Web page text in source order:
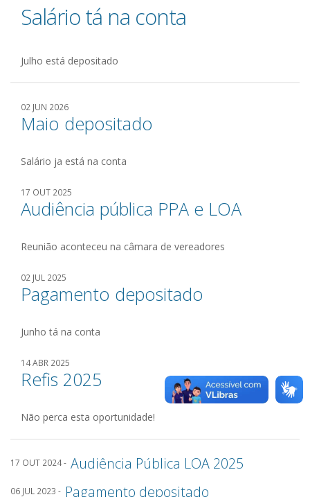
Salário tá na conta
Julho está depositado
02 JUN 2026
Maio depositado
Salário ja está na conta
17 OUT 2025
Audiência pública PPA e LOA
Reunião aconteceu na câmara de vereadores
02 JUL 2025
Pagamento depositado
Junho tá na conta
14 ABR 2025
Refis 2025
Não perca esta oportunidade!
17 OUT 2024 - Audiência Pública LOA 2025
06 JUL 2023 - Pagamento depositado